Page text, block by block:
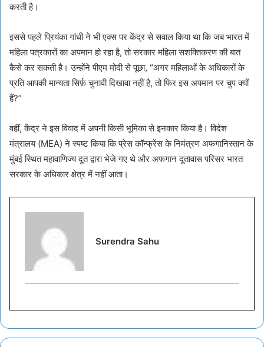
करती है।
इससे पहले प्रियंका गांधी ने भी एक्स पर केंद्र से सवाल किया था कि जब भारत में
महिला पत्रकारों का अपमान हो रहा है, तो सरकार महिला सशक्तिकरण की बात
कैसे कर सकती है। उन्होंने पीएम मोदी से पूछा, “अगर महिलाओं के अधिकारों के
प्रति आपकी मान्यता सिर्फ़ चुनावी दिखावा नहीं है, तो फिर इस अपमान पर चुप क्यों
हैं?”
वहीं, केंद्र ने इस विवाद में अपनी किसी भूमिका से इनकार किया है। विदेश
मंत्रालय (MEA) ने स्पष्ट किया कि प्रेस कॉन्फ्रेंस के निमंत्रण अफगानिस्तान के
मुंबई स्थित महावाणिज्य दूत द्वारा भेजे गए थे और अफगान दूतावास परिसर भारत
सरकार के अधिकार क्षेत्र में नहीं आता।
Surendra Sahu